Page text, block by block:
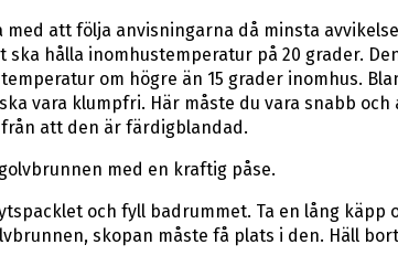
med att följa anvisningarna då minsta
ska hålla inomhustemperatur på 20 grader.
om högre än 15 grader inomhus.
vara klumpfri. Här måste du vara snabb
att den är färdigblandad.
med en kraftig påse.
och fyll badrummet. Ta en lång käpp
skopan måste få plats i den. Häll